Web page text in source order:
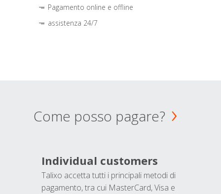
Pagamento online e offline
assistenza 24/7
Come posso pagare?
Individual customers
Talixo accetta tutti i principali metodi di
pagamento, tra cui MasterCard, Visa e